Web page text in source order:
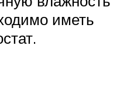
иметь